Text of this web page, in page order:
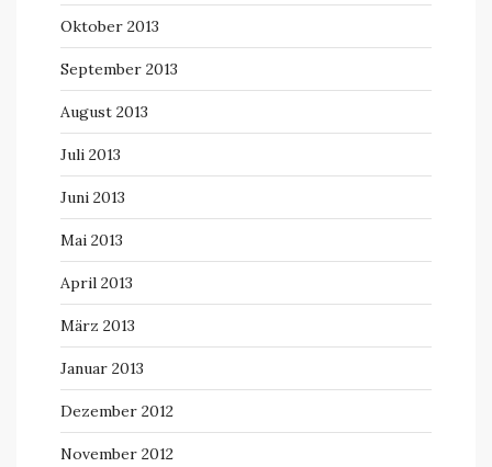
Oktober 2013
September 2013
August 2013
Juli 2013
Juni 2013
Mai 2013
April 2013
März 2013
Januar 2013
Dezember 2012
November 2012